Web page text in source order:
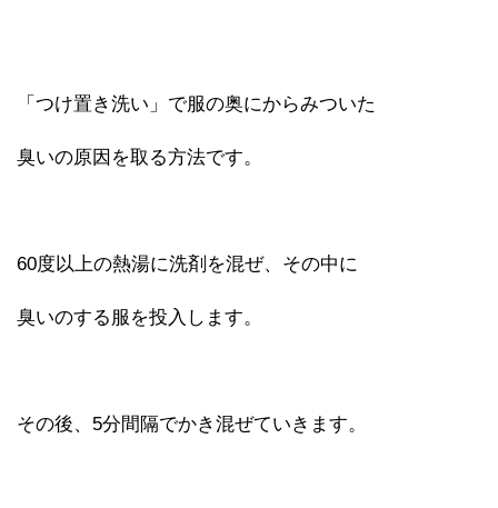
「つけ置き洗い」で服の奥にからみついた
臭いの原因を取る方法です。
60度以上の熱湯に洗剤を混ぜ、その中に
臭いのする服を投入します。
その後、5分間隔でかき混ぜていきます。